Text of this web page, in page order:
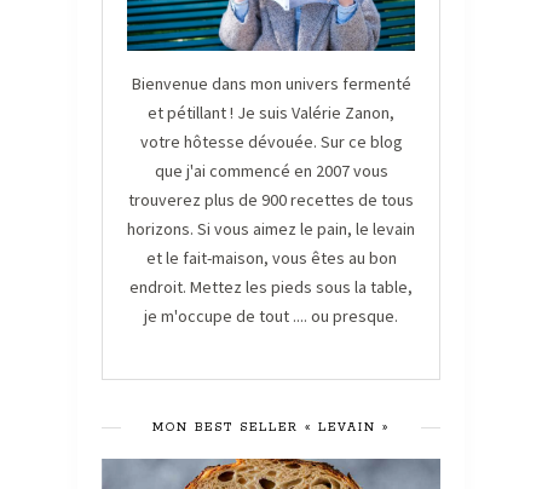
Bienvenue dans mon univers fermenté
et pétillant ! Je suis Valérie Zanon,
votre hôtesse dévouée. Sur ce blog
que j'ai commencé en 2007 vous
trouverez plus de 900 recettes de tous
horizons. Si vous aimez le pain, le levain
et le fait-maison, vous êtes au bon
endroit. Mettez les pieds sous la table,
je m'occupe de tout .... ou presque.
MON BEST SELLER « LEVAIN »